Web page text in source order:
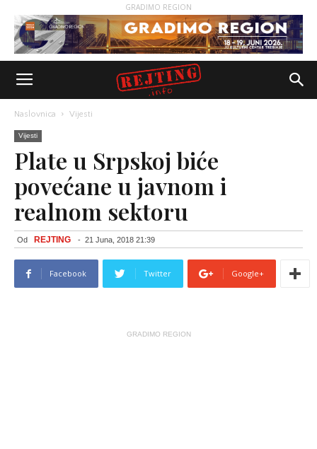
GRADIMO REGION
Naslovnica Vijesti
Vijesti
Plate u Srpskoj biće
povećane u javnom i
realnom sektoru
Od REJTING - 21 Juna, 2018 21:39
Facebook Twitter Google+
GRADIMO REGION